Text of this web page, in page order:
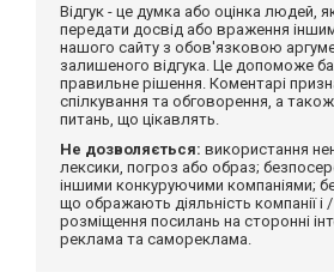
Відгук - це думка або оцінка людей,
передати досвід або враження
нашого сайту з обов'язковою
залишеного відгука. Це допоможе
правильне рішення. Коментарі
спілкування та обговорення, а
питань, що цікавлять.
Не дозволяється: використання
лексики, погроз або образ;
іншими конкуруючими компаніями;
що ображають діяльність компанії і /
розміщення посилань на сторонні
реклама та самореклама.